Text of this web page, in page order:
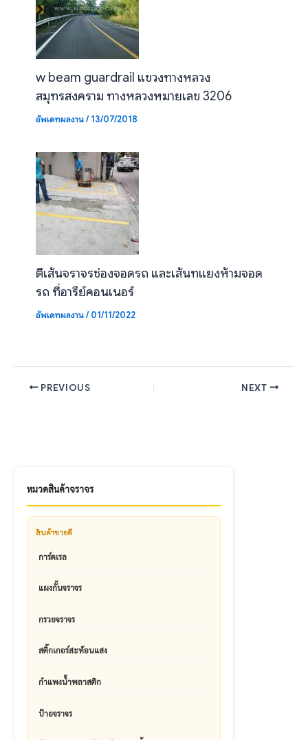
หมวดสินค้าจราจร
สินค้าขายดี
การ์ดเรล
แผงกั้นจราจร
กรวยจราจร
สติ๊กเกอร์สะท้อนแสง
กำแพงน้ำพลาสติก
ป้ายจราจร
w beam guardrail แขวงทางหลวง
สมุทรสงคราม ทางหลวงหมายเลข 3206
อัพเดทผลงาน/13/07/2018
ตีเส้นจราจรช่องจอดรถ และเส้นทแยงห้ามจอด
รถ ที่อารีย์คอนเนอร์
อัพเดทผลงาน/01/11/2022
PREVIOUS NEXT